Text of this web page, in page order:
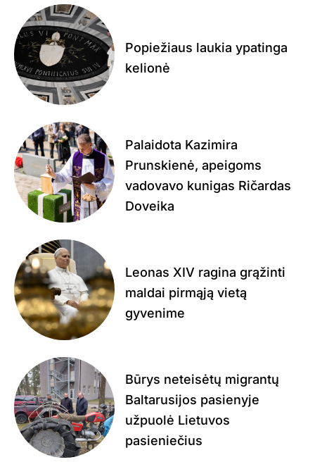
Popiežiaus laukia ypatinga
kelionė
Palaidota Kazimira
Prunskienė, apeigoms
vadovavo kunigas Ričardas
Doveika
Leonas XIV ragina grąžinti
maldai pirmąją vietą
gyvenime
Būrys neteisėtų migrantų
Baltarusijos pasienyje
užpuolė Lietuvos
pasieniečius